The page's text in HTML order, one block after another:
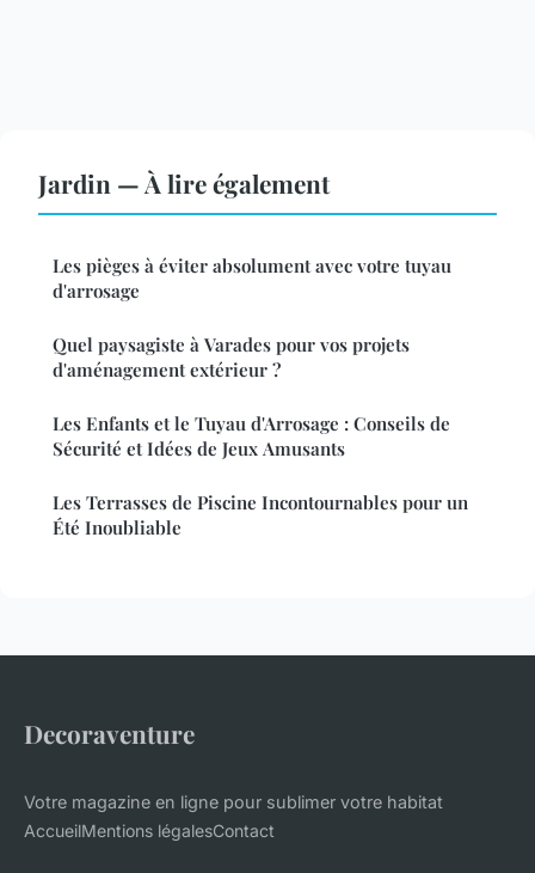
Jardin — À lire également
Les pièges à éviter absolument avec votre tuyau
d'arrosage
Quel paysagiste à Varades pour vos projets
d'aménagement extérieur ?
Les Enfants et le Tuyau d'Arrosage : Conseils de
Sécurité et Idées de Jeux Amusants
Les Terrasses de Piscine Incontournables pour un
Été Inoubliable
Decoraventure
Votre magazine en ligne pour sublimer votre habitat
AccueilMentions légalesContact